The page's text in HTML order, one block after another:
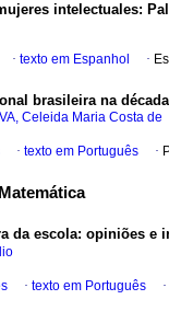
intelectuales:
· texto em Espanhol ·
brasileira na
Celeida Maria Costa de
· texto em Português ·
da escola: opiniões e
· texto em Português ·